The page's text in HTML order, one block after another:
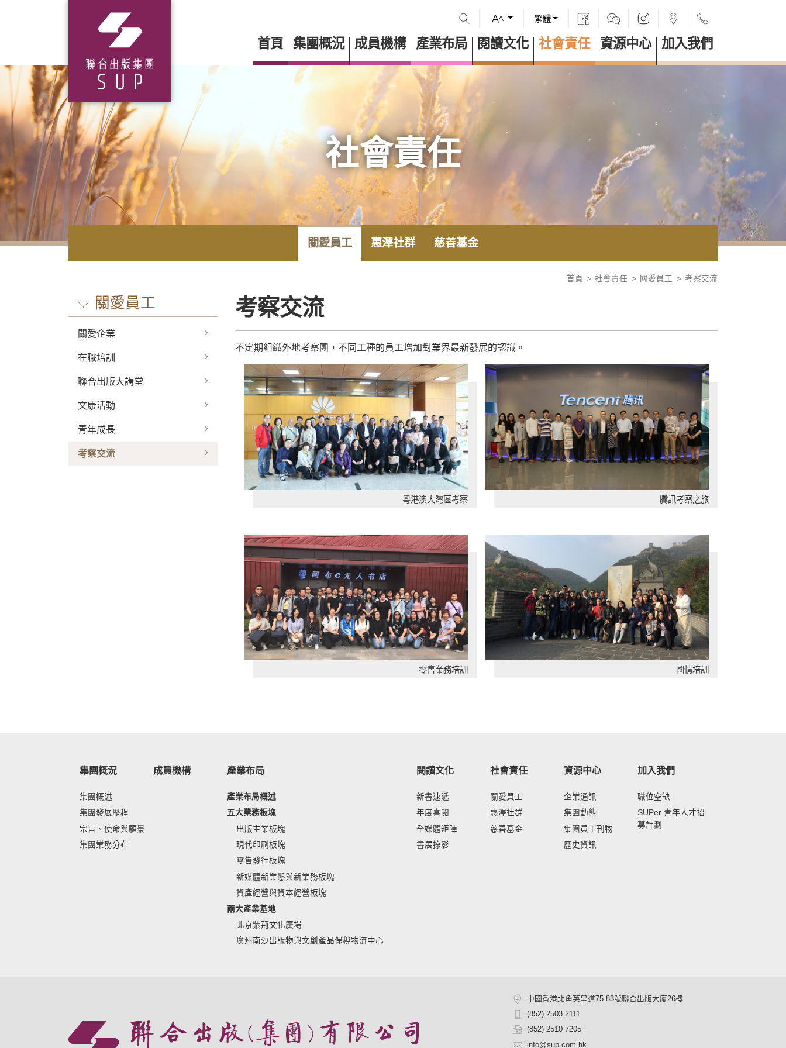
繁體
首頁 集團概況 成員機構 產業布局 閱讀文化 社會責任 資源中心 加入我們
社會責任
關愛員工 惠澤社群 慈善基金
首頁 社會責任 關愛員工 考察交流
關愛員工
關愛企業
在職培訓
聯合出版大講堂
文康活動
青年成長
考察交流
考察交流
不定期組織外地考察團，不同工種的員工增加對業界最新發展的認識。
粵港澳大灣區考察 騰訊考察之旅
零售業務培訓 國情培訓
集團概況
集團概述
集團發展歷程
宗旨、使命與願景
集團業務分布
成員機構 產業布局
產業布局概述
五大業務板塊
出版主業板塊
現代印刷板塊
零售發行板塊
新媒體新業態與新業務板塊
資產經營與資本經營板塊
兩大產業基地
北京紫荊文化廣場
廣州南沙出版物與文創產品保稅物流中心
閱讀文化
新書速遞
年度喜閱
全媒體矩陣
書展掠影
社會責任
關愛員工
惠澤社群
慈善基金
資源中心
企業通訊
集團動態
集團員工刊物
歷史資訊
加入我們
職位空缺
SUPer 青年人才招
募計劃
中國香港北角英皇道75-83號聯合出版大廈26樓
(852) 2503 2111
(852) 2510 7205
info@sup.com.hk